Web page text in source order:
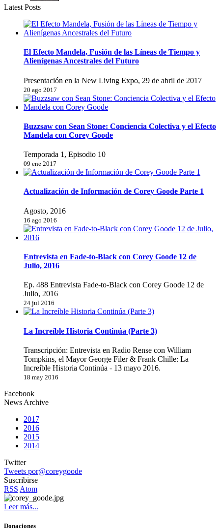
Latest Posts
El Efecto Mandela, Fusión de las Líneas de Tiempo y
Alienígenas Ancestrales del Futuro
Presentación en la New Living Expo, 29 de abril de 2017
20 ago 2017
Buzzsaw con Sean Stone: Conciencia Colectiva y el Efecto
Mandela con Corey Goode
Temporada 1, Episodio 10
09 ene 2017
Actualización de Información de Corey Goode Parte 1
Agosto, 2016
16 ago 2016
Entrevista en Fade-to-Black con Corey Goode 12 de
Julio, 2016
Ep. 488 Entrevista Fade-to-Black con Corey Goode 12 de
Julio, 2016
24 jul 2016
La Increíble Historia Continúa (Parte 3)
Transcripción: Entrevista en Radio Rense con William
Tompkins, el Mayor George Filer & Frank Chille: La
Increíble Historia Continúa - 13 mayo 2016.
18 may 2016
Facebook
News Archive
2017
2016
2015
2014
Twitter
Tweets por@coreygoode
Suscribirse
RSS Atom
Leer más...
Donaciones